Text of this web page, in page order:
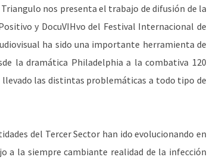
nos presenta el trabajo de difusión de la
y DocuVIHvo del Festival Internacional de
ha sido una importante herramienta de
la dramática Philadelphia a la combativa 120
las distintas problemáticas a todo tipo de
del Tercer Sector han ido evolucionando en
a la siempre cambiante realidad de la infección